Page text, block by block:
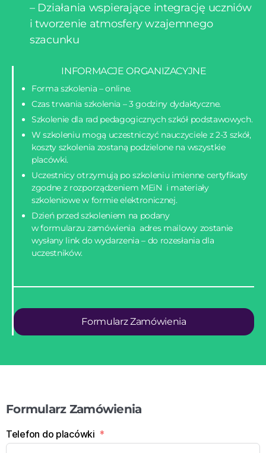
– Działania wspierające integrację uczniów
i tworzenie atmosfery wzajemnego
szacunku
INFORMACJE ORGANIZACYJNE
Forma szkolenia – online.
Czas trwania szkolenia – 3 godziny dydaktyczne.
Szkolenie dla rad pedagogicznych szkół podstawowych.
W szkoleniu mogą uczestniczyć nauczyciele z 2-3 szkół,
koszty szkolenia zostaną podzielone na wszystkie
placówki.
Uczestnicy otrzymują po szkoleniu imienne certyfikaty
zgodne z rozporządzeniem MEiN i materiały
szkoleniowe w formie elektronicznej.
Dzień przed szkoleniem na podany
w formularzu zamówienia adres mailowy zostanie
wysłany link do wydarzenia – do rozesłania dla
uczestników.
Formularz Zamówienia
Formularz Zamówienia
Telefon do placówki